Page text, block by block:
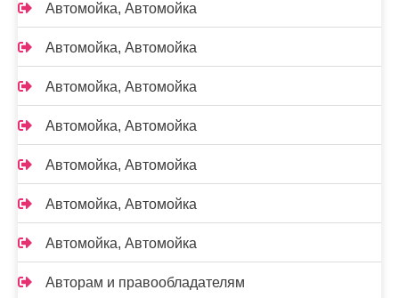
Автомойка, Автомойка
Автомойка, Автомойка
Автомойка, Автомойка
Автомойка, Автомойка
Автомойка, Автомойка
Автомойка, Автомойка
Автомойка, Автомойка
Авторам и правообладателям